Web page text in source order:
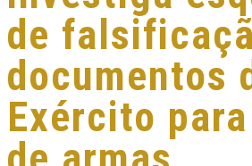
de
documentos
Exército